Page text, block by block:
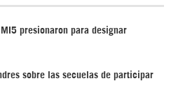
MI5 presionaron para designar
sobre las secuelas de participar